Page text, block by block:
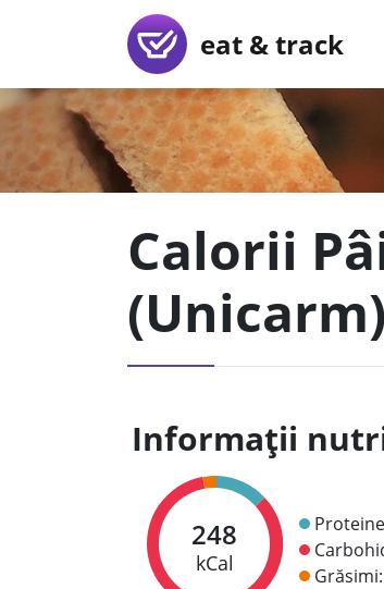
eat & track
Calorii
(Unicarm)
Informații
248
kCal
Grăsimi: